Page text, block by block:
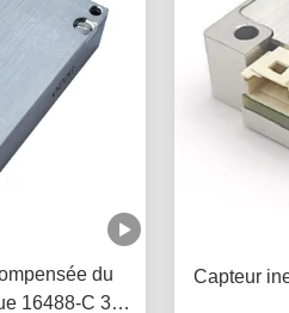
du
16488-C 3
Capteur